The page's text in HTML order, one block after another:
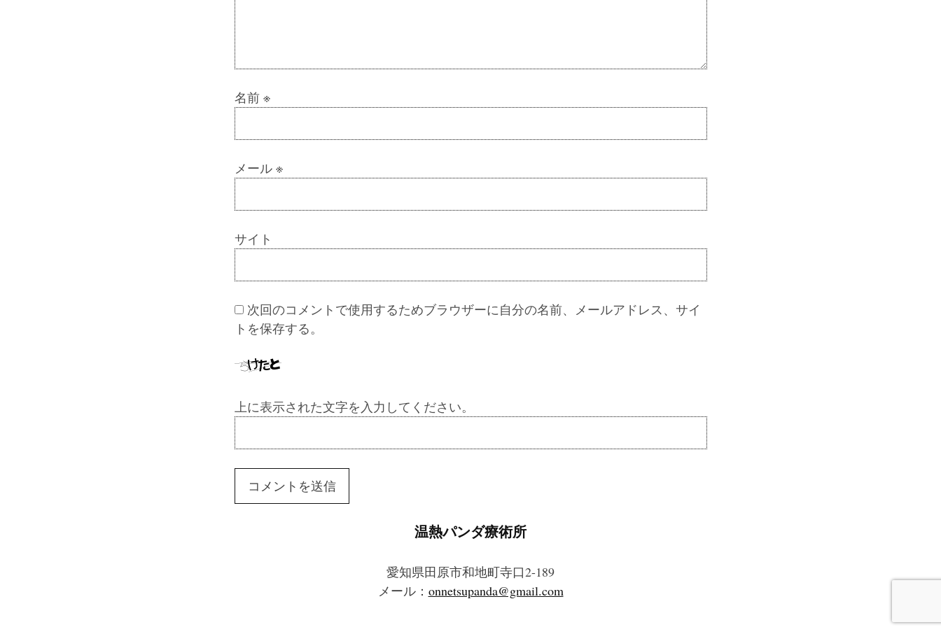
名前 ※
メール ※
サイト
次回のコメントで使用するためブラウザーに自分の名前、メールアドレス、サイ
トを保存する。
上に表示された文字を入力してください。
温熱パンダ療術所
愛知県田原市和地町寺口2-189
メール： onnetsupanda@gmail.com